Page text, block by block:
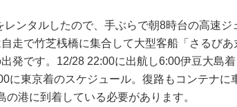
ンタルしたので、手ぶらで朝8時台の高速ジ
走で竹芝桟橋に集合して大型客船「さるびあ
発です。12/28 22:00に出航し6:00伊豆大島着
に東京着のスケジュール。復路もコンテナに
の港に到着している必要があります。